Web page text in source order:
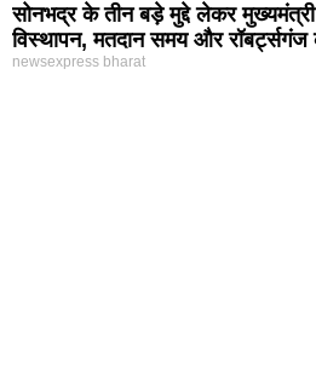
सोनभद्र के तीन बड़े मुद्दे लेकर
विस्थापन, मतदान समय और रॉबर्ट्सगंज
newsexpress bharat